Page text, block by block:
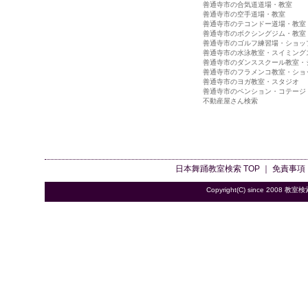
善通寺市の合気道道場・教室
善通寺市の空手道場・教室
善通寺市のテコンドー道場・教室
善通寺市のボクシングジム・教室
善通寺市のゴルフ練習場・ショッ
善通寺市の水泳教室・スイミング
善通寺市のダンススクール教室・
善通寺市のフラメンコ教室・ショ
善通寺市のヨガ教室・スタジオ
善通寺市のペンション・コテージ
不動産屋さん検索
日本舞踊教室検索TOP ｜ 免責事項
Copyright(C) since 2008 教室検